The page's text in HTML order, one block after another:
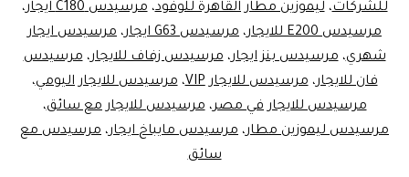
للشركات،ليموزين مطار القاهرة للوفود،مرسيدس C180 ايجار
،
مرسيدس E200 للايجار
، مرسيدس G63 ايجار ، مرسيدس ايجار
شهري،مرسيدس بنز ايجار،مرسيدس زفاف للايجار،مرسيدس
فان للايجار،مرسيدس للايجار VIP ،مرسيدس للايجار اليومي،
مرسيدس للايجار في مصر،مرسيدس للايجار مع سائق،
مرسيدس ليموزين مطار، مرسيدس مايباخ ايجار، مرسيدس مع
سائق